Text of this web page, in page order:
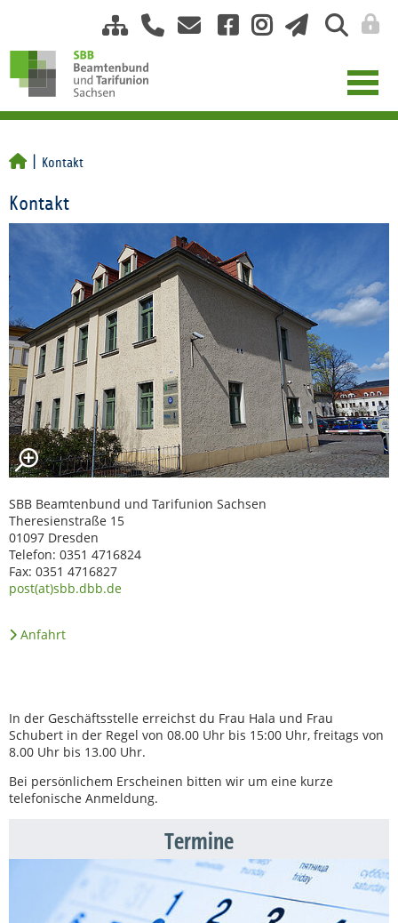
Kontakt
Kontakt
SBB Beamtenbund und Tarifunion Sachsen
Theresienstraße 15
01097 Dresden
Telefon: 0351 4716824
Fax: 0351 4716827
post(at)sbb.dbb.de
Anfahrt
In der Geschäftsstelle erreichst du Frau Hala und Frau
Schubert in der Regel von 08.00 Uhr bis 15:00 Uhr, freitags von
8.00 Uhr bis 13.00 Uhr.
Bei persönlichem Erscheinen bitten wir um eine kurze
telefonische Anmeldung.
Termine